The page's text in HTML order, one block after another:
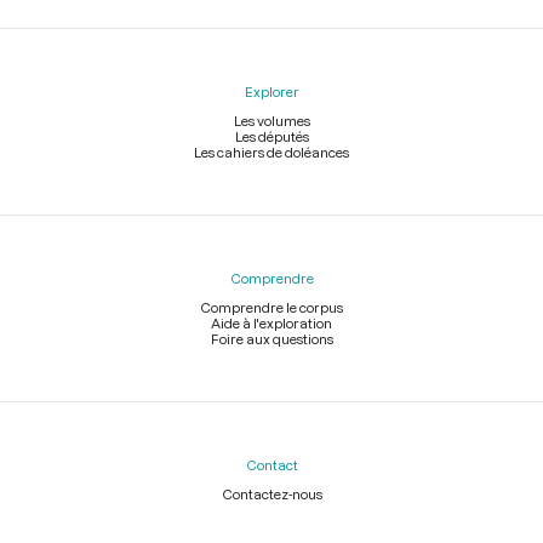
Explorer
Les volumes
Les députés
Les cahiers de doléances
Comprendre
Comprendre le corpus
Aide à l'exploration
Foire aux questions
Contact
Contactez-nous